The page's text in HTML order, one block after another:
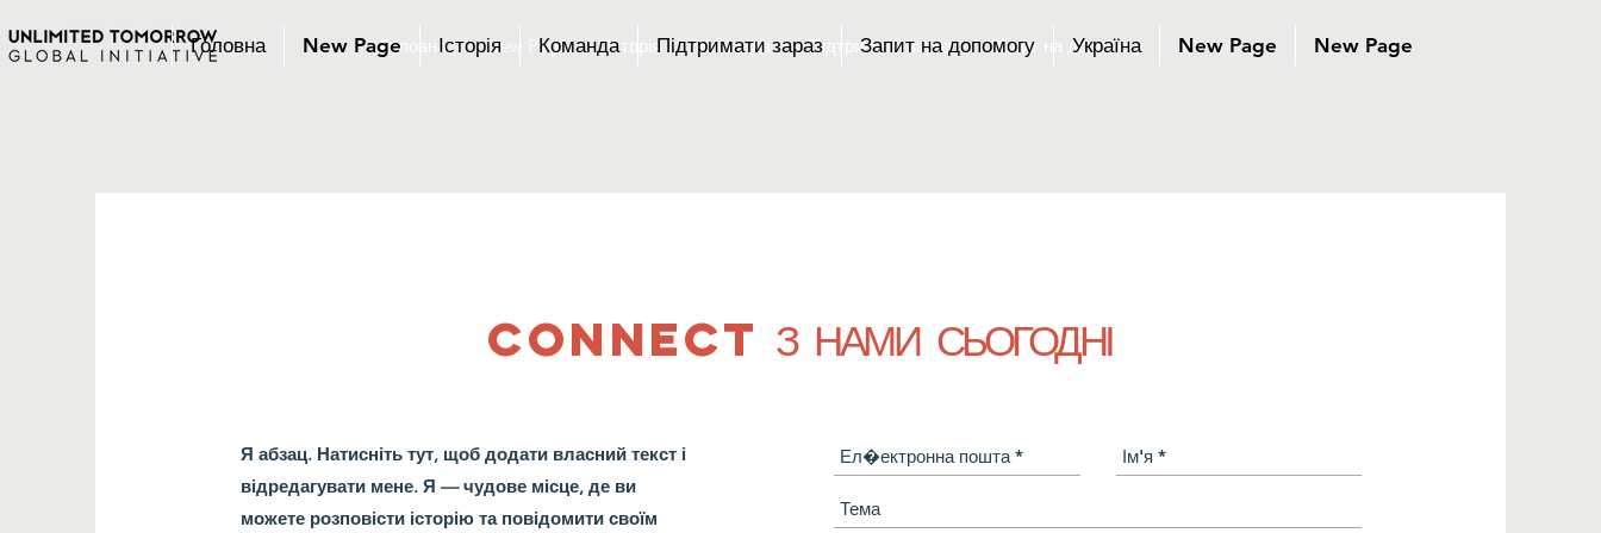
Головна New Page Історія Команда Підтримати зараз Запит на допомогу Україна New Page New Page
Головна New Page Історія Команда Підтримати зараз Запит на допомогу More
CONNECT З НАМИ СЬОГОДНІ
Я абзац. Натисніть тут, щоб додати власний текст і
відредагувати мене. Я — чудове місце, де ви
можете розповісти історію та повідомити своїм